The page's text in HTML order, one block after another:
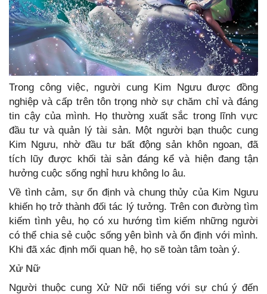
Trong công việc, người cung Kim Ngưu được đồng
nghiệp và cấp trên tôn trọng nhờ sự chăm chỉ và đáng
tin cậy của mình. Họ thường xuất sắc trong lĩnh vực
đầu tư và quản lý tài sản. Một người bạn thuộc cung
Kim Ngưu, nhờ đầu tư bất động sản khôn ngoan, đã
tích lũy được khối tài sản đáng kể và hiện đang tận
hưởng cuộc sống nghỉ hưu không lo âu.
Về tình cảm, sự ổn định và chung thủy của Kim Ngưu
khiến họ trở thành đối tác lý tưởng. Trên con đường tìm
kiếm tình yêu, họ có xu hướng tìm kiếm những người
có thể chia sẻ cuộc sống yên bình và ổn định với mình.
Khi đã xác định mối quan hệ, họ sẽ toàn tâm toàn ý.
Xử Nữ
Người thuộc cung Xử Nữ nổi tiếng với sự chú ý đến